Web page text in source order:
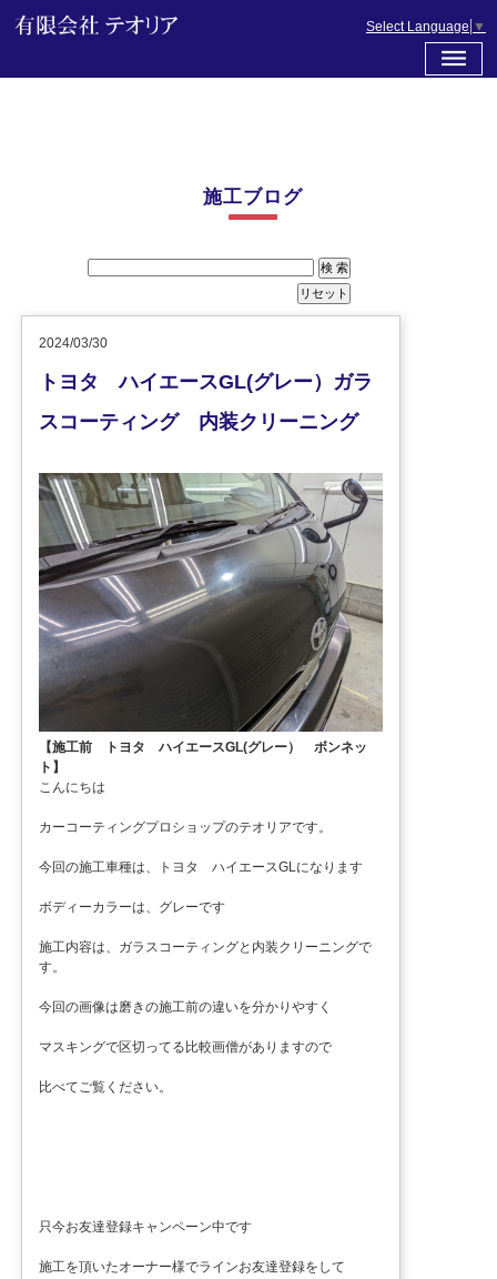
Select Language ▼
施工ブログ
2024/03/30
トヨタ ハイエースGL(グレー）ガラ
スコーティング 内装クリーニング
【施工前 トヨタ ハイエースGL(グレー） ボンネッ
ト】
こんにちは
カーコーティングプロショップのテオリアです。
今回の施工車種は、トヨタ ハイエースGLになります
ボディーカラーは、グレーです
施工内容は、ガラスコーティングと内装クリーニングで
す。
今回の画像は磨きの施工前の違いを分かりやすく
マスキングで区切ってる比較画僧がありますので
比べてご覧ください。
只今お友達登録キャンペーン中です
施工を頂いたオーナー様でラインお友達登録をして